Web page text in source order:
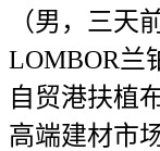
（男，三天
LOMBOR兰
自贸港扶植
高端建材市